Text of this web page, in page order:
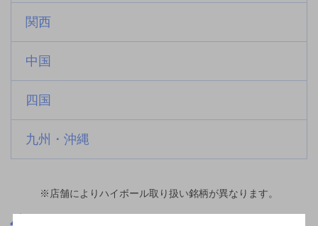
関西
中国
四国
九州・沖縄
※店舗によりハイボール取り扱い銘柄が異なります。